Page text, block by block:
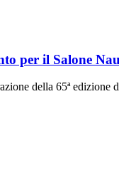
per il Salone
della 65ª